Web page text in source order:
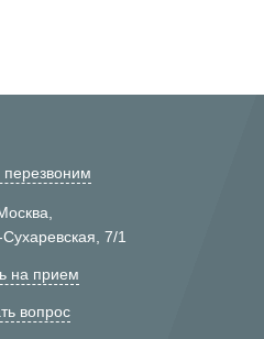
7/1
на прием
вопрос